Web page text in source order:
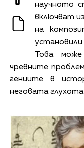
научното
включват
на
Това
чревните
гениите в
неговата